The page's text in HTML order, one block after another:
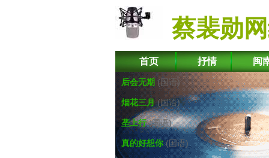
蔡裴勋
首页 抒情 闽
后会无期(国语)
烟花三月(国语)
垄上行(国语)
真的好想你(国语)